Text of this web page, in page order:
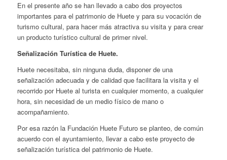
En el presente año se han llevado a cabo dos proyectos
importantes para el patrimonio de Huete y para su vocación de
turismo cultural, para hacer más atractiva su visita y para crear
un producto turístico cultural de primer nivel.
Señalización Turística de Huete.
Huete necesitaba, sin ninguna duda, disponer de una
señalización adecuada y de calidad que facilitara la visita y el
recorrido por Huete al turista en cualquier momento, a cualquier
hora, sin necesidad de un medio físico de mano o
acompañamiento.
Por esa razón la Fundación Huete Futuro se planteo, de común
acuerdo con el ayuntamiento, llevar a cabo este proyecto de
señalización turística del patrimonio de Huete.